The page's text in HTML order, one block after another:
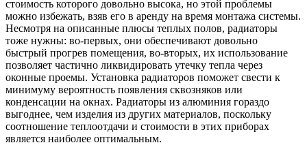
стоимость которого довольно высока, но этой проблемы
можно избежать, взяв его в аренду на время монтажа системы.
Несмотря на описанные плюсы теплых полов, радиаторы
тоже нужны: во-первых, они обеспечивают довольно
быстрый прогрев помещения, во-вторых, их использование
позволяет частично ликвидировать утечку тепла через
оконные проемы. Установка радиаторов поможет свести к
минимуму вероятность появления сквозняков или
конденсации на окнах. Радиаторы из алюминия гораздо
выгоднее, чем изделия из других материалов, поскольку
соотношение теплоотдачи и стоимости в этих приборах
является наиболее оптимальным.